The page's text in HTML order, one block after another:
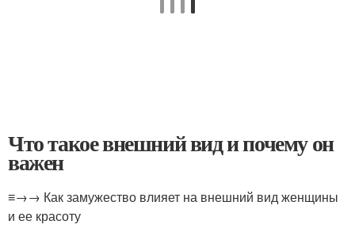
Что такое внешний вид и почему он
важен
≡→→ Как замужество влияет на внешний вид женщины
и ее красоту